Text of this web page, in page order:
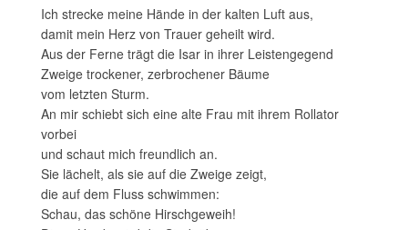
Ich strecke meine Hände in der kalten Luft aus,
damit mein Herz von Trauer geheilt wird.
Aus der Ferne trägt die Isar in ihrer Leistengegend
Zweige trockener, zerbrochener Bäume
vom letzten Sturm.
An mir schiebt sich eine alte Frau mit ihrem Rollator
vorbei
und schaut mich freundlich an.
Sie lächelt, als sie auf die Zweige zeigt,
die auf dem Fluss schwimmen:
Schau, das schöne Hirschgeweih!